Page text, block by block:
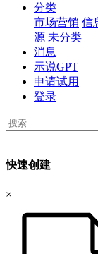
分类
市场营销 信
源 未分类
消息
示说GPT
申请试用
登录
快速创建
×